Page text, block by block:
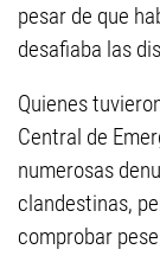
pesar de que
desafiaba las
Quienes
Central de
numerosas
clandestinas,
comprobar